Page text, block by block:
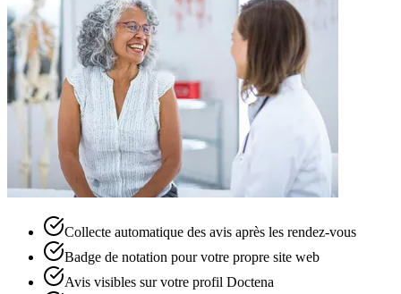
Collecte automatique des avis après les rendez-vous
Badge de notation pour votre propre site web
Avis visibles sur votre profil Doctena